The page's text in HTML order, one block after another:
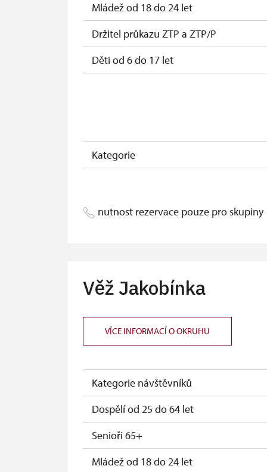
Mládež od 18 do 24 let
Držitel průkazu ZTP a ZTP/P
Děti od 6 do 17 let
Pedagogocký dozor (pro školní
Průvodce organizované skupiny (1
Průkaz ICOMOS *
Držitel průkazu zaměstnance NPÚ (+
* Platí pouze pro držitele průkazu
Kategorie
nutnost rezervace pouze pro skupiny
Věž Jakobínka
VÍCE INFORMACÍ O OKRUHU
Kategorie návštěvníků
Dospělí od 25 do 64 let
Senioři 65+
Mládež od 18 do 24 let